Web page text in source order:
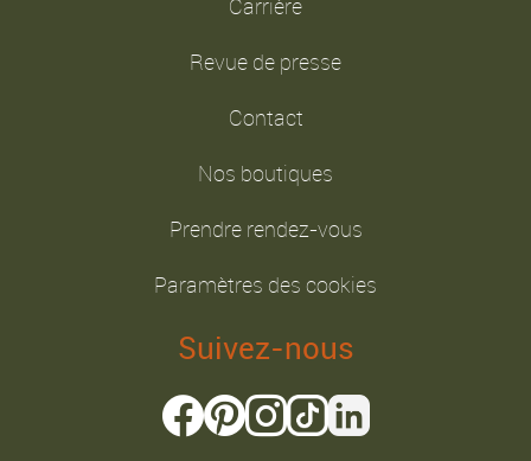
Carrière
Revue de presse
Contact
Nos boutiques
Prendre rendez-vous
Paramètres des cookies
Suivez-nous